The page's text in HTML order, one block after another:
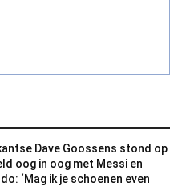
Dave Goossens stond op
oog in oog met Messi en
‘Mag ik je schoenen even